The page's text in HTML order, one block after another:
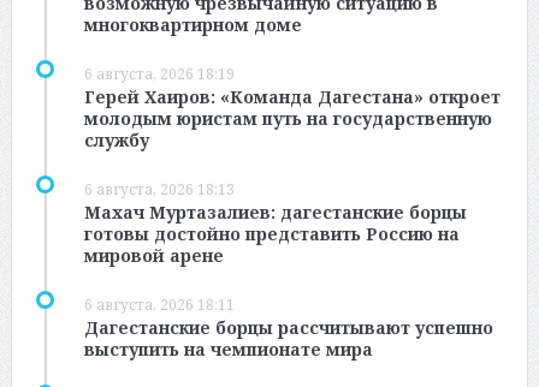
многоквартирном доме
6 августа, 2026 18:19
Герей Хаиров: «Команда Дагестана» откроет
молодым юристам путь на государственную
службу
6 августа, 2026 18:13
Махач Муртазалиев: дагестанские борцы
готовы достойно представить Россию на
мировой арене
6 августа, 2026 18:11
Дагестанские борцы рассчитывают успешно
выступить на чемпионате мира